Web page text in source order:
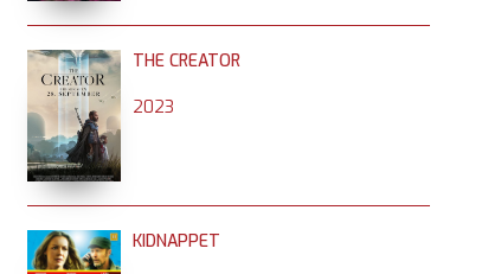
THE CREATOR
2023
KIDNAPPET